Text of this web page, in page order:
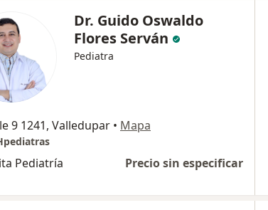
Dr. Guido Oswaldo
Flores Serván
Pediatra
9 1241, Valledupar • Mapa
Pediatría Precio sin especificar